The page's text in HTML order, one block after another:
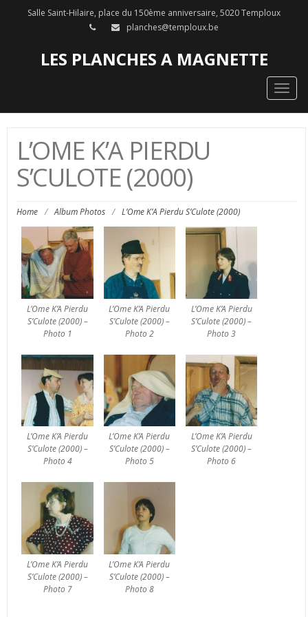
Salle Saint-Hilaire, place du 150ème anniversaire, 5020 Temploux
planches@temploux.be
LES PLANCHES A MAGNETTE
L’OME K’A PIERDU
S’CULOTE (2000)
Home / Album Photos / L’Ome K’A Pierdu S’Culote (2000)
L’Ome K’A Pierdu
S’Culote (2000) –
Photo 1
L’Ome K’A Pierdu
S’Culote (2000) –
Photo 2
L’Ome K’A Pierdu
S’Culote (2000) –
Photo 3
L’Ome K’A Pierdu
S’Culote (2000) –
Photo 4
L’Ome K’A Pierdu
S’Culote (2000) –
Photo 5
L’Ome K’A Pierdu
S’Culote (2000) –
Photo 6
L’Ome K’A Pierdu
S’Culote (2000) –
Photo 7
L’Ome K’A Pierdu
S’Culote (2000) –
Photo 8